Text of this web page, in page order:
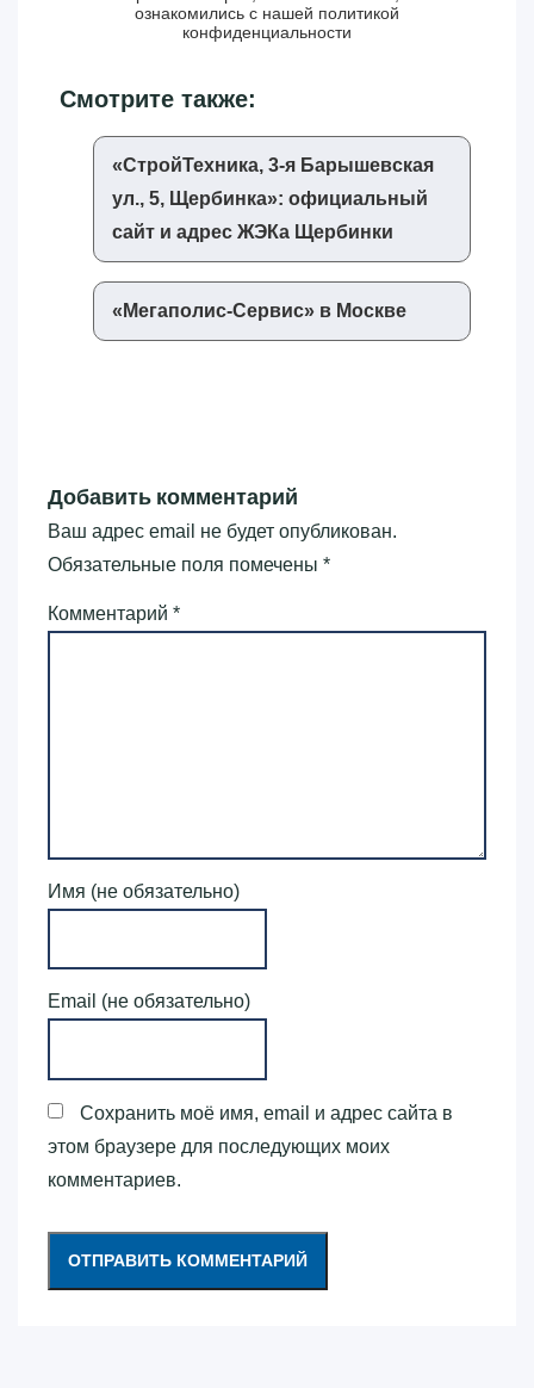
ознакомились с нашей политикой
конфиденциальности
Смотрите также:
«‎СтройТехника, 3-я Барышевская
ул., 5, Щербинка»‎: официальный
сайт и адрес ЖЭКа Щербинки
«‎Мегаполис-Сервис»‎ в Москве
Добавить комментарий
Ваш адрес email не будет опубликован.
Обязательные поля помечены *
Комментарий *
Имя (не обязательно)
Email (не обязательно)
Сохранить моё имя, email и адрес сайта в
этом браузере для последующих моих
комментариев.